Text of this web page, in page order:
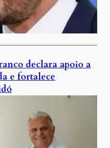
declara apoio a
e fortalece